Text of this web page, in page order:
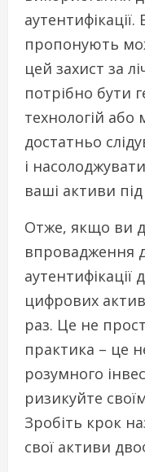
пропонують
цей захист за
потрібно бути
технологій або
достатньо
і
ваші активи
Отже, якщо ви
впровадження
аутентифікації
цифрових
раз. Це не
практика – це
розумного
ризикуйте
Зробіть крок
свої активи